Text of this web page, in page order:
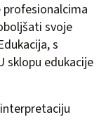
profesionalcima
svoje
s
sklopu edukacije